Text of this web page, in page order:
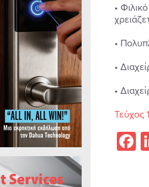
•
•
•
•
Τεύχος